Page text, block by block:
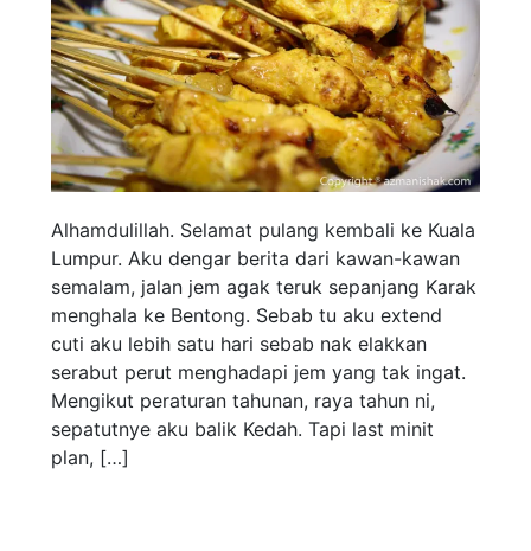
Alhamdulillah. Selamat pulang kembali ke Kuala
Lumpur. Aku dengar berita dari kawan-kawan
semalam, jalan jem agak teruk sepanjang Karak
menghala ke Bentong. Sebab tu aku extend
cuti aku lebih satu hari sebab nak elakkan
serabut perut menghadapi jem yang tak ingat.
Mengikut peraturan tahunan, raya tahun ni,
sepatutnye aku balik Kedah. Tapi last minit
plan, […]